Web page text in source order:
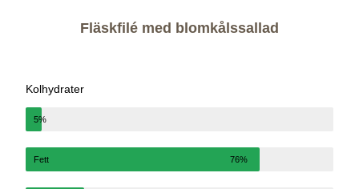
Fläskfilé med blomkålssallad
Kolhydrater
5%
Fett 76%